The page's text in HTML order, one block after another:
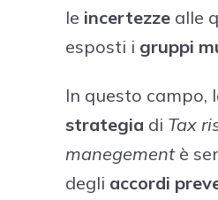
le incertezze alle
esposti i gruppi
In questo campo,
strategia di Tax
manegementè
degli accordi